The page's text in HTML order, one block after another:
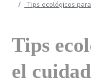
Tips ecológicos
Tips
el